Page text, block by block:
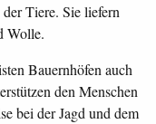
Tiere. Sie liefern
Wolle.
Bauernhöfen auch
den Menschen
bei der Jagd und dem